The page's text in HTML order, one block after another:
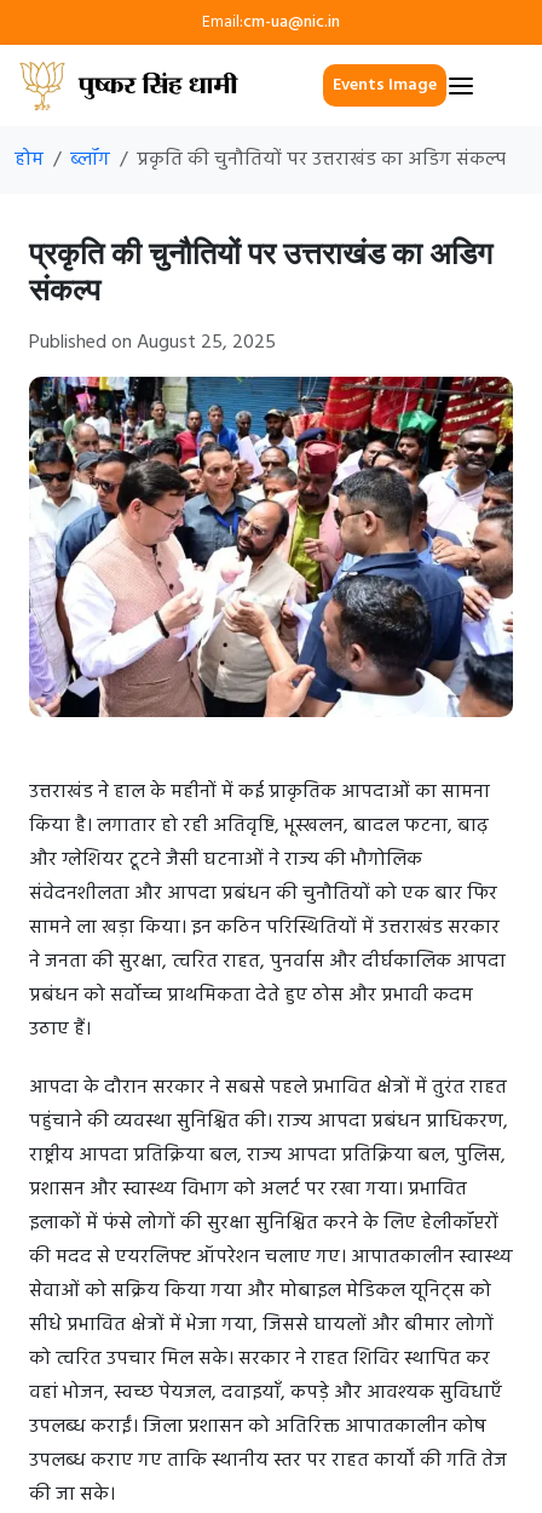
Email:cm-ua@nic.in
Events Image
होम ब्लॉग प्रकृति की चुनौतियों पर उत्तराखंड का अडिग संकल्प
प्रकृति की चुनौतियों पर उत्तराखंड का अडिग
संकल्प
Published on August 25, 2025
उत्तराखंड ने हाल के महीनों में कई प्राकृतिक आपदाओं का सामना
किया है। लगातार हो रही अतिवृष्टि, भूस्खलन, बादल फटना, बाढ़
और ग्लेशियर टूटने जैसी घटनाओं ने राज्य की भौगोलिक
संवेदनशीलता और आपदा प्रबंधन की चुनौतियों को एक बार फिर
सामने ला खड़ा किया। इन कठिन परिस्थितियों में उत्तराखंड सरकार
ने जनता की सुरक्षा, त्वरित राहत, पुनर्वास और दीर्घकालिक आपदा
प्रबंधन को सर्वोच्च प्राथमिकता देते हुए ठोस और प्रभावी कदम
उठाए हैं।
आपदा के दौरान सरकार ने सबसे पहले प्रभावित क्षेत्रों में तुरंत राहत
पहुंचाने की व्यवस्था सुनिश्चित की। राज्य आपदा प्रबंधन प्राधिकरण,
राष्ट्रीय आपदा प्रतिक्रिया बल, राज्य आपदा प्रतिक्रिया बल, पुलिस,
प्रशासन और स्वास्थ्य विभाग को अलर्ट पर रखा गया। प्रभावित
इलाकों में फंसे लोगों की सुरक्षा सुनिश्चित करने के लिए हेलीकॉप्टरों
की मदद से एयरलिफ्ट ऑपरेशन चलाए गए। आपातकालीन स्वास्थ्य
सेवाओं को सक्रिय किया गया और मोबाइल मेडिकल यूनिट्स को
सीधे प्रभावित क्षेत्रों में भेजा गया, जिससे घायलों और बीमार लोगों
को त्वरित उपचार मिल सके। सरकार ने राहत शिविर स्थापित कर
वहां भोजन, स्वच्छ पेयजल, दवाइयाँ, कपड़े और आवश्यक सुविधाएँ
उपलब्ध कराईं। जिला प्रशासन को अतिरिक्त आपातकालीन कोष
उपलब्ध कराए गए ताकि स्थानीय स्तर पर राहत कार्यों की गति तेज
की जा सके।